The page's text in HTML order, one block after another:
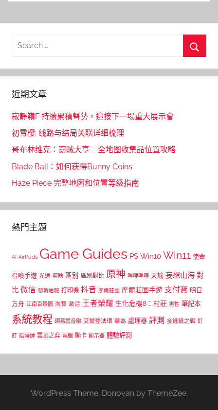
Search
近期文章
寂靜嶺F 持續累積聲勢，迎接下一場重大展示會
初雪樱: 线路与结局关联详细梳理
哥布林维克：窃贼大亨 – 全地图收集品位置攻略
Blade Ball：如何获得Bunny Coins
Haze Piece 完整地图和位置等级指南
熱門主題
AI AirPods Game Guides PS Win10 Win11 使命
召喚手遊 光遇 剪映 區別 區別對比 原神 嗶哩嗶哩 天諭 妄想山海 對
比 微信 怒斬屠龍 打印機 抖音 摩爾莊園 摩爾莊園手遊 支付寶 明日
方舟 江南百景圖 淘寶 激活 王者榮耀 生化危機8：村莊 男性 筆記本
系統教程 網易雲音樂 艾爾登法環 華為 處理器 評測 金鏟鏟之戰 釘
釘 陰陽師 雲頂之弈 電腦 顯卡 顯示器 體驗評測
WordPress Theme: Donovan by ThemeZee.